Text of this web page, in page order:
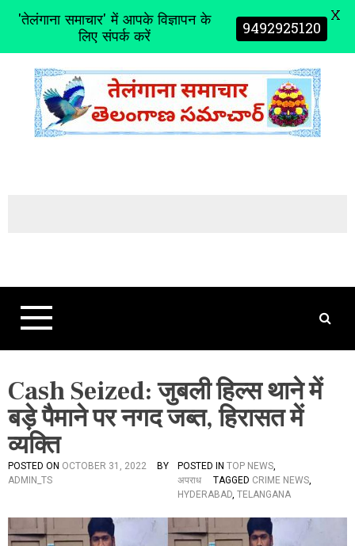
t
Cash Seized: जुबली हिल्स थाने में
बड़े पैमाने पर नगद जब्त, हिरासत में
व्यक्ति
POSTED ON OCTOBER 31, 2022
BY
ADMIN_TS
POSTED IN TOP NEWS,
अपराध
TAGGED CRIME NEWS,
HYDERABAD, TELANGANA
'तेलंगाना समाचार' में आपके विज्ञापन के
लिए संपर्क करें 9492925120 X